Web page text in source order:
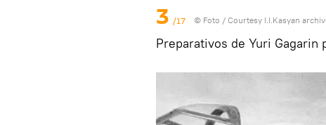
3 /17 © Foto / Courtesy I.I.Kasyan
Preparativos de Yuri Gagarin